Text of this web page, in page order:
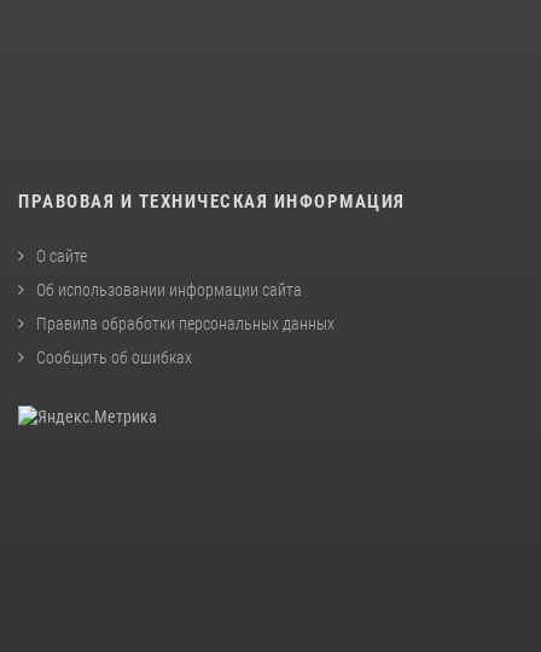
ПРАВОВАЯ И ТЕХНИЧЕСКАЯ ИНФОРМАЦИЯ
О сайте
Об использовании информации сайта
Правила обработки персональных данных
Сообщить об ошибках